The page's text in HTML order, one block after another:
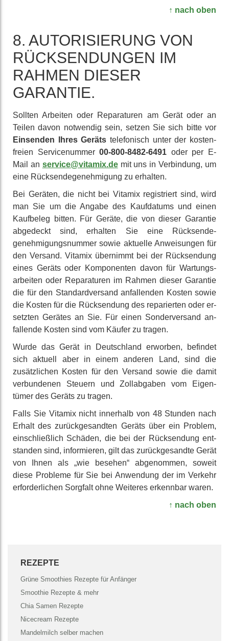
↑ nach oben
8. AUTORISIERUNG VON
RÜCK­SENDUNGEN IM
RAHMEN DIESER
GARANTIE.
Sollten Arbeiten oder Reparaturen am Gerät oder an
Teilen davon notwendig sein, setzen Sie sich bitte vor
Einsenden Ihres Geräts tele­fonisch unter der kosten­
freien Service­nummer00-800-8482-6491 oder per E-
Mail an service@vitamix.demit uns in Ver­bindung, um
eine Rücksende­genehmigung zu erhalten.
Bei Geräten, die nicht bei Vitamix regi­striert sind, wird
man Sie um die Angabe des Kauf­datums und einen
Kaufbeleg bitten. Für Geräte, die von dieser Garantie
abgedeckt sind, erhalten Sie eine Rück­sende­
genehmigungs­nummer sowie aktuelle An­weisungen für
den Versand. Vitamix übernimmt bei der Rück­sendung
eines Geräts oder Kom­ponenten davon für Wartungs­
arbeiten oder Repara­turen im Rahmen dieser Garantie
die für den Standard­versand an­fallenden Kosten sowie
die Kosten für die Rück­sendung des repa­rierten oder er­
setzten Gerätes an Sie. Für einen Sonder­versand an­
fallende Kosten sind vom Käufer zu tragen.
Wurde das Gerät in Deutsch­land erworben, befindet
sich aktuell aber in einem anderen Land, sind die
zusätz­lichen Kosten für den Versand sowie die damit
ver­bunde­nen Steuern und Zoll­abgaben vom Eigen­
tümer des Geräts zu tragen.
Falls Sie Vitamix nicht inner­halb von 48 Stunden nach
Erhalt des zurück­gesand­ten Geräts über ein Problem,
ein­schließ­lich Schäden, die bei der Rück­sendung ent­
standen sind, infor­mieren, gilt das zurück­gesandte Gerät
von Ihnen als „wie besehen“ ab­genommen, soweit
diese Probleme für Sie bei An­wendung der im Verkehr
er­forder­lichen Sorgfalt ohne Weiteres erkenn­bar waren.
↑ nach oben
REZEPTE
Grüne Smoothies Rezepte für Anfänger
Smoothie Rezepte & mehr
Chia Samen Rezepte
Nicecream Rezepte
Mandelmilch selber machen